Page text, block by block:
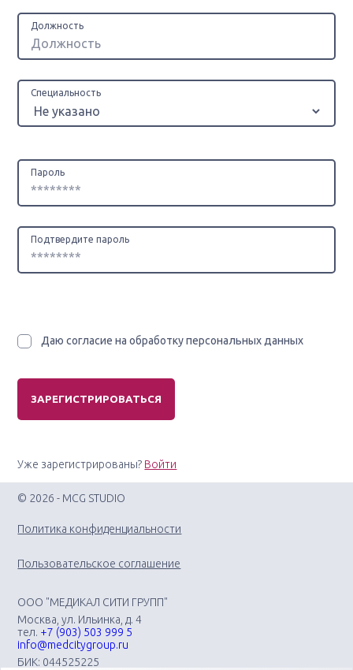
Должность
Специальность
Пароль
Подтвердите пароль
Даю согласие на обработку персональных данных
Уже зарегистрированы? Войти
© 2026 - MCG STUDIO
Политика конфиденциальности
Пользовательское соглашение
ООО "МЕДИКАЛ СИТИ ГРУПП"
Москва, ул. Ильинка, д. 4
тел. +7 (903) 503 999 5
info@medcitygroup.ru
БИК: 044525225